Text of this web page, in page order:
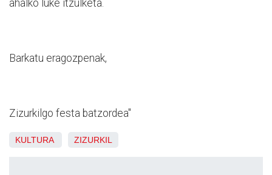
ahalko luke itzulketa.
Barkatu eragozpenak,
Zizurkilgo festa batzordea"
KULTURA ZIZURKIL